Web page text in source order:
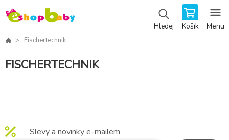
Hledej Košík Menu
Fischertechnik
FISCHERTECHNIK
Slevy a novinky e-mailem